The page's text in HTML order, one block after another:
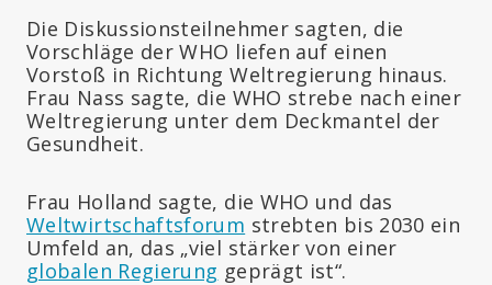
Die Diskussionsteilnehmer sagten, die
Vorschläge der WHO liefen auf einen
Vorstoß in Richtung Weltregierung hinaus.
Frau Nass sagte, die WHO strebe nach einer
Weltregierung unter dem Deckmantel der
Gesundheit.
Frau Holland sagte, die WHO und das
Weltwirtschaftsforum strebten bis 2030 ein
Umfeld an, das „viel stärker von einer
globalen Regierung geprägt ist“.